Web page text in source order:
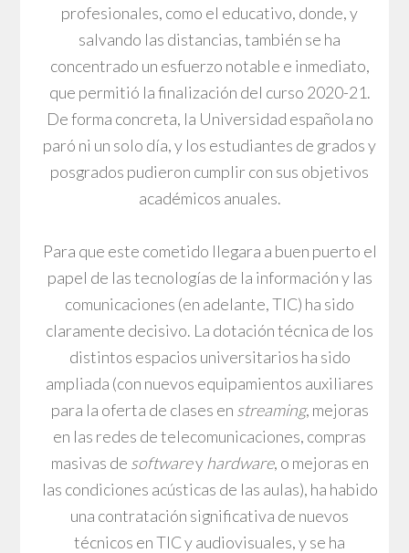
profesionales, como el educativo, donde, y
salvando las distancias, también se ha
concentrado un esfuerzo notable e inmediato,
que permitió la finalización del curso 2020-21.
De forma concreta, la Universidad española no
paró ni un solo día, y los estudiantes de grados y
posgrados pudieron cumplir con sus objetivos
académicos anuales.
Para que este cometido llegara a buen puerto el
papel de las tecnologías de la información y las
comunicaciones (en adelante, TIC) ha sido
claramente decisivo. La dotación técnica de los
distintos espacios universitarios ha sido
ampliada (con nuevos equipamientos auxiliares
para la oferta de clases en streaming, mejoras
en las redes de telecomunicaciones, compras
masivas de softwareyhardware, o mejoras en
las condiciones acústicas de las aulas), ha habido
una contratación significativa de nuevos
técnicos en TIC y audiovisuales, y se ha